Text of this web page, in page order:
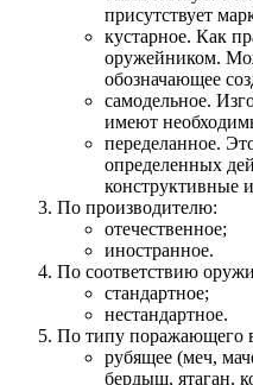
присутствует
кустарное. Как
оружейником.
обозначающее
самодельное.
имеют
переделанное.
определенных
конструктивные
По производителю:
отечественное;
иностранное.
По соответствию
стандартное;
нестандартное.
По типу поражающего
рубящее (меч,
бердыш, ятаган,